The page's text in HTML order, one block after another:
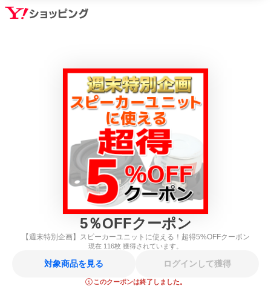
5％OFFクーポン
【週末特別企画】スピーカーユニットに使える！超得5%OFFクーポン
現在 116枚 獲得されています。
対象商品を見る ログインして獲得
このクーポンは終了しました。